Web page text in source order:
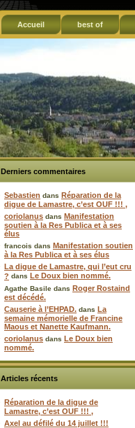
Accueil best of
Derniers commentaires
Sebastien dans Réparation de la
digue de Lamastre, c’est OUF !!! ,
coriolanus dans Manifestation
soutien à la Res Publica et à ses
élus
francois dans Manifestation soutien
à la Res Publica et à ses élus
La digue de Lamastre, qui l’eut cru
? dans Le Doux bien nommé.
Agathe Basile dans Roger Rostaind
est décédé.
Causerie à l’EHPAD. dans La
semaine mémorielle de Francine
Maous et Nanette Kaufmann.
coriolanus dans Le Doux bien
nommé.
Articles récents
Réparation de la digue de
Lamastre, c’est OUF !!! ,
Axel au défilé du 14 juillet !!!